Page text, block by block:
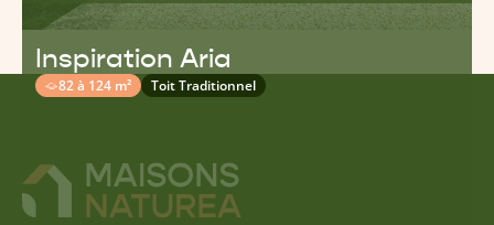
Inspiration Aria
82 à 124 m² Toit Traditionnel